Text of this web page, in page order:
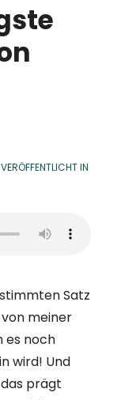
VERÖFFENTLICHT IN
Satz
meiner
es noch
wird! Und
prägt